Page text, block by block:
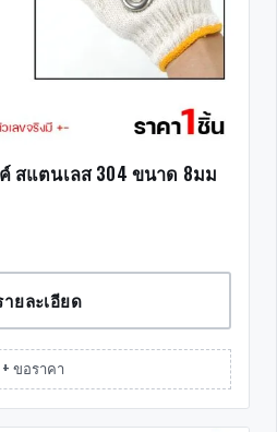
สแตนเลส 304 ขนาด 8มม
ยละเอียด
+ ขอราคา